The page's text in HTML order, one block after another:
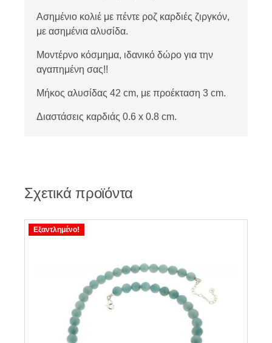
Ασημένιο κολιέ με πέντε ροζ καρδιές ζιργκόν,
με ασημένια αλυσίδα.
Μοντέρνο κόσμημα, ιδανικό δώρο για την
αγαπημένη σας!!
Μήκος αλυσίδας 42 cm, με προέκταση 3 cm.
Διαστάσεις καρδιάς 0.6 x 0.8 cm.
Σχετικά προϊόντα
Εξαντλημένο!